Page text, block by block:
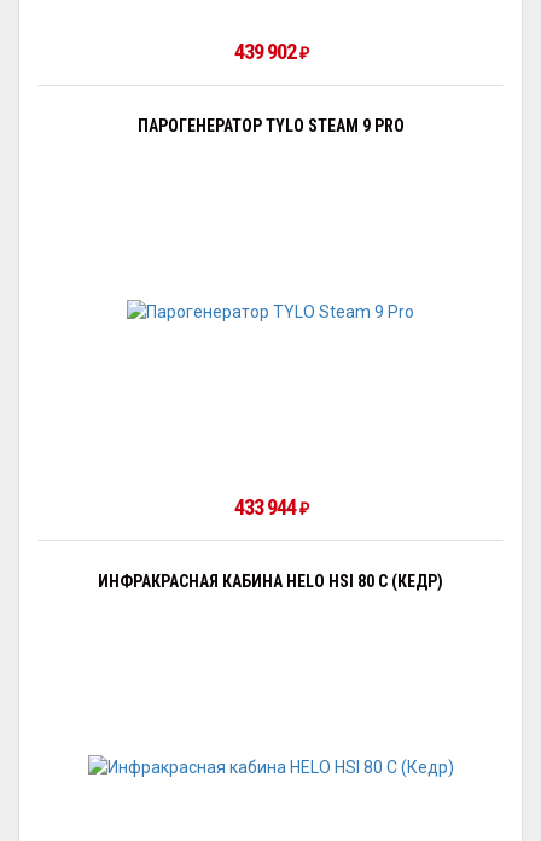
439 902₽
ПАРОГЕНЕРАТОР TYLO STEAM 9 PRO
433 944₽
ИНФРАКРАСНАЯ КАБИНА HELO HSI 80 C (КЕДР)